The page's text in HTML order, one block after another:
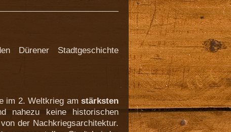
Dürener Stadtgeschichte
im 2. Weltkrieg am stärksten
nahezu keine historischen
der Nachkriegsarchitektur.